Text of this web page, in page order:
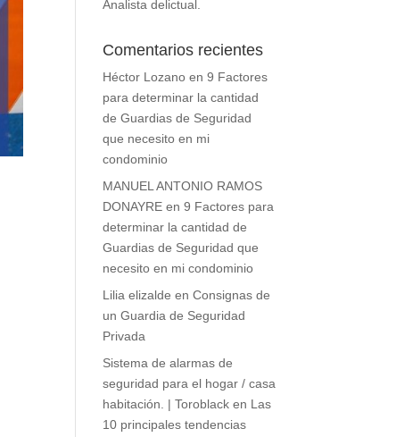
Analista delictual.
Comentarios recientes
Héctor Lozano en9 Factores
para determinar la cantidad
de Guardias de Seguridad
que necesito en mi
condominio
MANUEL ANTONIO RAMOS
DONAYRE en9 Factores para
determinar la cantidad de
Guardias de Seguridad que
necesito en mi condominio
Lilia elizalde enConsignas de
un Guardia de Seguridad
Privada
Sistema de alarmas de
seguridad para el hogar / casa
habitación. | Toroblack en Las
10 principales tendencias